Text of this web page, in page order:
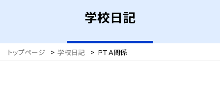
学校日記
トップページ > 学校日記 > ＰＴＡ関係